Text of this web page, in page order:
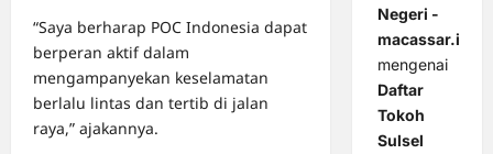
“Saya berharap POC Indonesia dapat
berperan aktif dalam
mengampanyekan keselamatan
berlalu lintas dan tertib di jalan
raya,” ajakannya.
Negeri -
macassar.id
mengenai
Daftar
Tokoh
Sulsel